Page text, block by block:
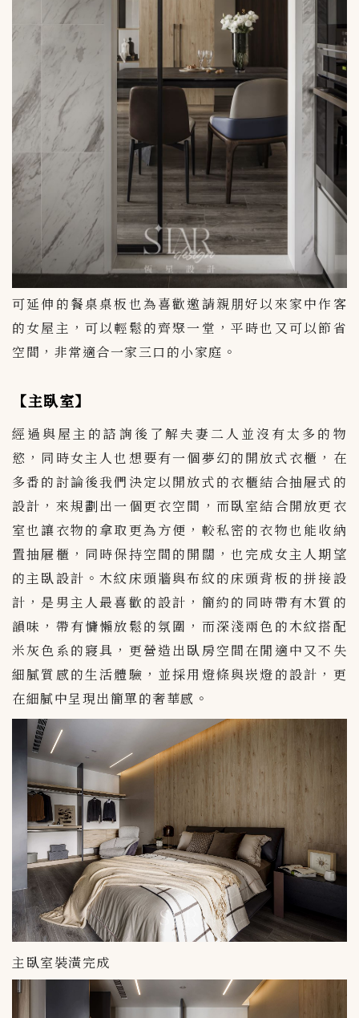
可延伸的餐桌桌板也為喜歡邀請親朋好以來家中作客
的女屋主，可以輕鬆的齊聚一堂，平時也又可以節省
空間，非常適合一家三口的小家庭。
【主臥室】
經過與屋主的諮詢後了解夫妻二人並沒有太多的物
慾，同時女主人也想要有一個夢幻的開放式衣櫃，在
多番的討論後我們決定以開放式的衣櫃結合抽屜式的
設計，來規劃出一個更衣空間，而臥室結合開放更衣
室也讓衣物的拿取更為方便，較私密的衣物也能收納
置抽屜櫃，同時保持空間的開闊，也完成女主人期望
的主臥設計。木紋床頭牆與布紋的床頭背板的拼接設
計，是男主人最喜歡的設計，簡約的同時帶有木質的
韻味，帶有慵懶放鬆的氛圍，而深淺兩色的木紋搭配
米灰色系的寢具，更營造出臥房空間在閒適中又不失
細膩質感的生活體驗，並採用燈條與崁燈的設計，更
在細膩中呈現出簡單的奢華感。
主臥室裝潢完成